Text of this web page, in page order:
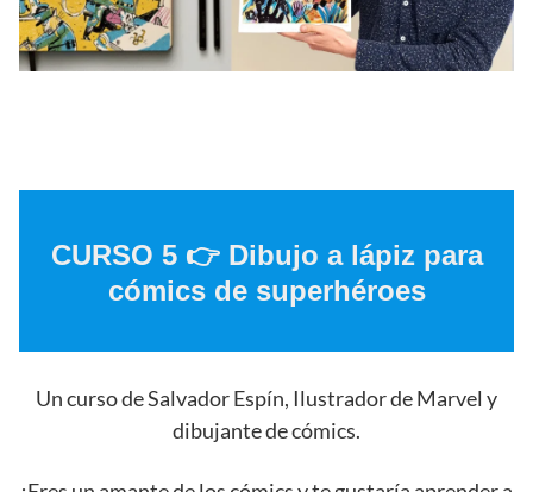
CURSO 5 👉 Dibujo a lápiz para
cómics de superhéroes
Un curso de Salvador Espín, Ilustrador de Marvel y
dibujante de cómics.